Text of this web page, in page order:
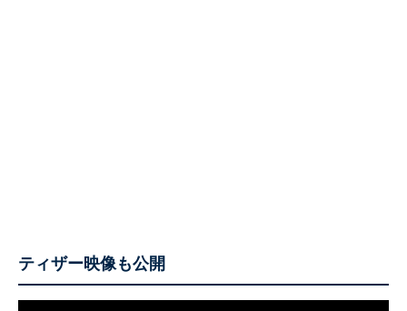
ティザー映像も公開